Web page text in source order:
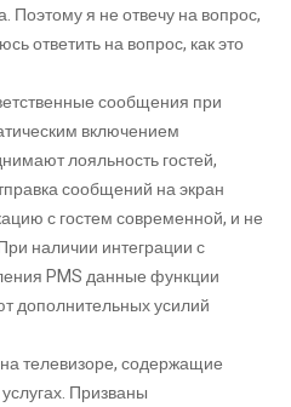
Поэтому я не отвечу на вопрос,
ответить на вопрос, как это
сообщения при
включением
лояльность гостей,
сообщений на экран
с гостем современной, и не
наличии интеграции с
PMS данные функции
дополнительных усилий
телевизоре, содержащие
Призваны